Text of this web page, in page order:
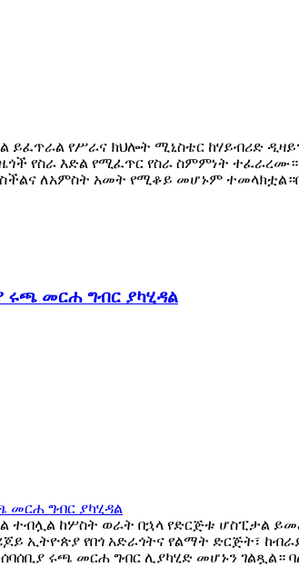
ይፈጥራል የሥራና ክህሎት ሚኒስቴር ከሃይብሪድ
የስራ እድል የሚፈጥር የስራ ስምምነት
ለአምስት አመት የሚቆይ መሆኑም
ሩጫ መርሐ ግብር ያካሂዳል
ተብሏል ከሦስት ወራት በኋላ የድርጅቱ ሆስፒታል
ኢትዮጵያ የበጎ አድራጎትና የልማት ድርጅት፣
ሩጫ መርሐ ግብር ሊያካሂድ መሆኑን ገልጿል።